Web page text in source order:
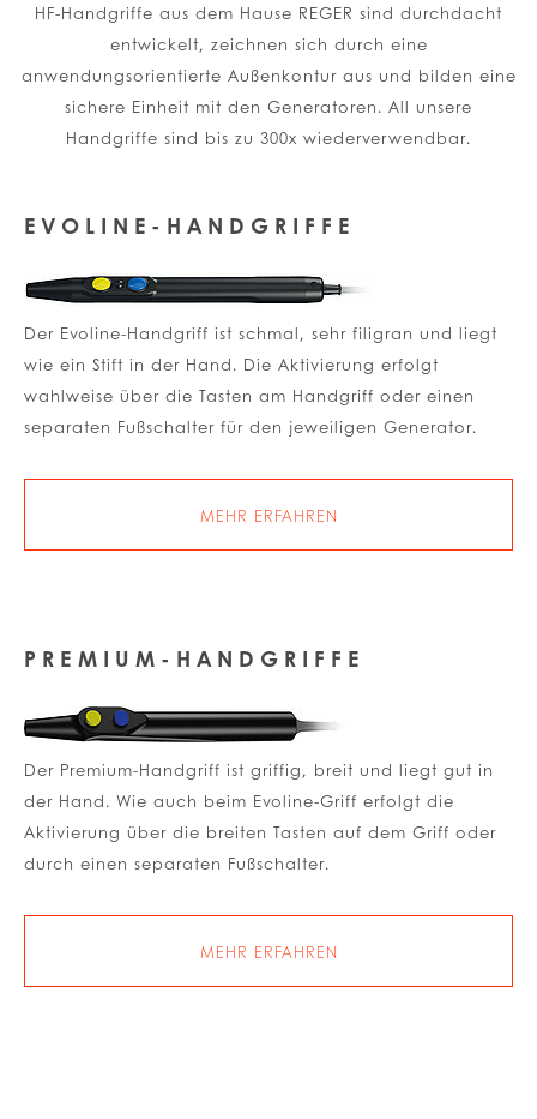
HF-Handgriffe aus dem Hause REGER sind durchdacht
entwickelt, zeichnen sich durch eine
anwendungsorientierte Außenkontur aus und bilden eine
sichere Einheit mit den Generatoren. All unsere
Handgriffe sind bis zu 300x wiederverwendbar.
EVOLINE-HANDGRIFFE
Der Evoline-Handgriff ist schmal, sehr filigran und liegt
wie ein Stift in der Hand. Die Aktivierung erfolgt
wahlweise über die Tasten am Handgriff oder einen
separaten Fußschalter für den jeweiligen Generator.
MEHR ERFAHREN
PREMIUM-HANDGRIFFE
Der Premium-Handgriff ist griffig, breit und liegt gut in
der Hand. Wie auch beim Evoline-Griff erfolgt die
Aktivierung über die breiten Tasten auf dem Griff oder
durch einen separaten Fußschalter.
MEHR ERFAHREN